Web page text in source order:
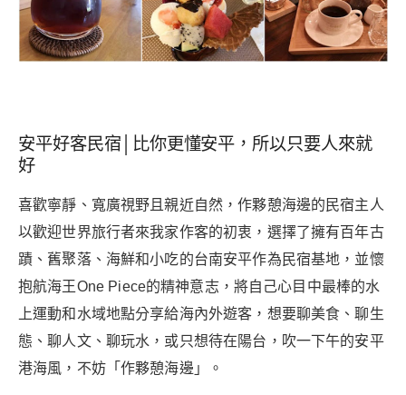
安平好客民宿│比你更懂安平，所以只要人來就
好
喜歡寧靜、寬廣視野且親近自然，作夥憩海邊的民宿主人
以歡迎世界旅行者來我家作客的初衷，選擇了擁有百年古
蹟、舊聚落、海鮮和小吃的台南安平作為民宿基地，並懷
抱航海王One Piece的精神意志，將自己心目中最棒的水
上運動和水域地點分享給海內外遊客，想要聊美食、聊生
態、聊人文、聊玩水，或只想待在陽台，吹一下午的安平
港海風，不妨「作夥憩海邊」。